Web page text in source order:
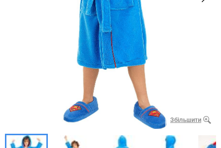
Збільшити